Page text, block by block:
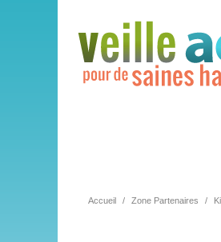
Accueil / Zone Partenaires /